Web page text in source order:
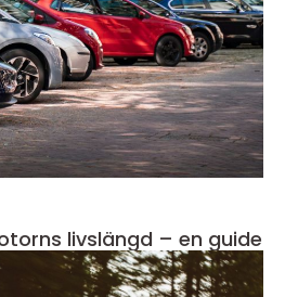
livslängd – en guide